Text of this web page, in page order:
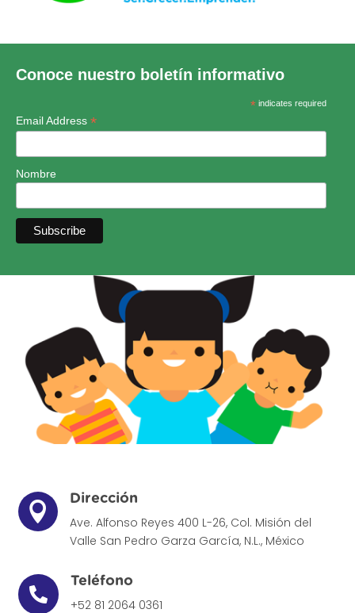
Conoce nuestro boletín informativo
*indicates required
Email Address *
Nombre

Dirección
Ave. Alfonso Reyes 400 L-26, Col. Misión del
Valle San Pedro Garza García, N.L., México

Teléfono
+52 81 2064 0361